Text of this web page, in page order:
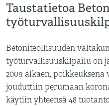
Taustatietoa
Betoniteollisuuden
työturvallisuuskilpailu on
2009 alkaen,
jouduttiin perumaan
käytiin yhteensä 48